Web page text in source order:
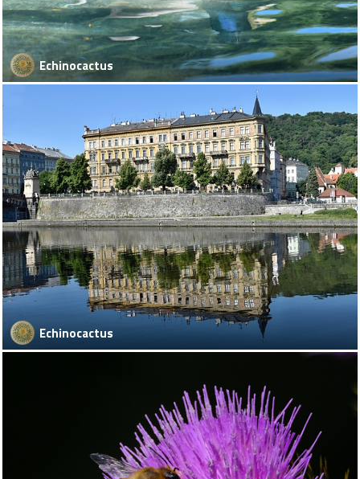
Echinocactus
Echinocactus